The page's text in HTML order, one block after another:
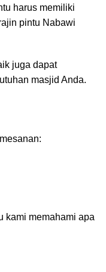
harus memiliki
pintu Nabawi
juga dapat
masjid Anda.
kami memahami apa